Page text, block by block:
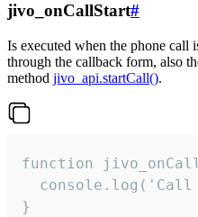
jivo_onCallStart#
Is executed when the phone call
through the callback form, also
method jivo_api.startCall().
function
console.log('Call
}